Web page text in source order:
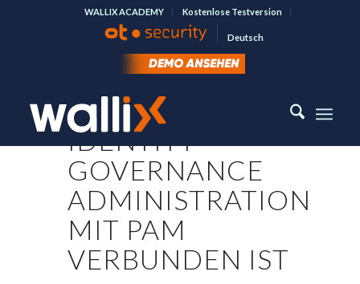
WALLIX ACADEMY Kostenlose Testversion
Deutsch
IGA UND PAM:
WIE DIE
IDENTITY
GOVERNANCE
ADMINISTRATION
MIT PAM
VERBUNDEN IST